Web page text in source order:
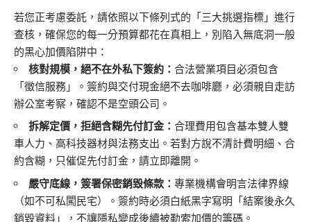
若您正考慮委託，請依照以下條列式的「三大挑選指標」進行
查核，確保您的每一分預算都花在真相上，別陷入無底洞一般
的黑心加價陷阱中：
核對規模，絕不在外私下簽約： 合法營業項目必須包含
「徵信服務」。簽約與交付現金絕不去咖啡廳，必須親自走訪
辦公室考察，確認不是空頭公司。
拆解定價，拒絕含糊先付訂金： 合理費用包含基本雙人雙
車人力、高科技器材與法務支出。若對方說不清計費明細、合
約含糊，只催促先付訂金，請立即離開。
嚴守底線，簽署保密銷毀條款： 專業機構會明言法律界線
（如不可私闖民宅）。簽約時必須白紙黑字寫明「結案後永久
銷毀資料」，不讓隱私變成後續被勒索加價的籌碼。